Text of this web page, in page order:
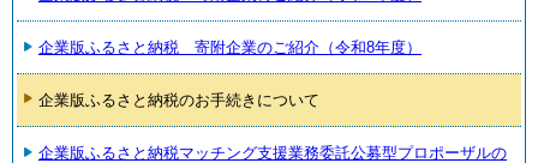
企業版ふるさと納税 寄附企業のご紹介（令和8年度）
企業版ふるさと納税のお手続きについて
企業版ふるさと納税マッチング支援業務委託公募型プロポーザルの